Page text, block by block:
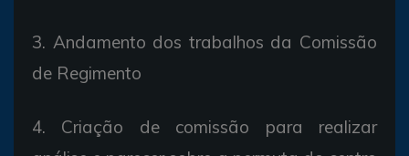
3. Andamento dos trabalhos da Comissão
de Regimento
4. Criação de comissão para realizar